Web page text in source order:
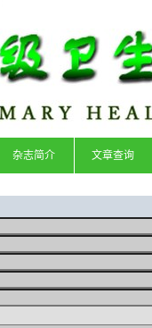
杂志简介 文章查询